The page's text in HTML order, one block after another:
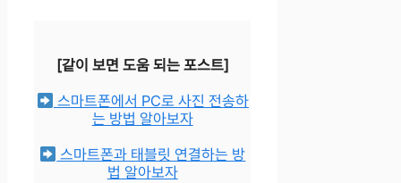
[같이 보면 도움 되는 포스트]
스마트폰에서 PC로 사진 전송하
는 방법 알아보자
스마트폰과 태블릿 연결하는 방
법 알아보자